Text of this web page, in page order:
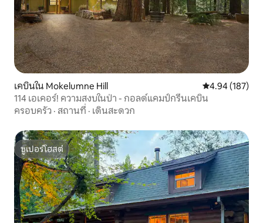
เคบินใน Mokelumne Hill คะแนนเฉลี่ย
4.94 (187)
114 เอเคอร์! ความสงบในป่า - กอลด์แคมป์กรีนเคบิน
ครอบครัว · สถานที่ · เดินสะดวก
ซูเปอร์โฮสต์
ซูเปอร์โฮสต์